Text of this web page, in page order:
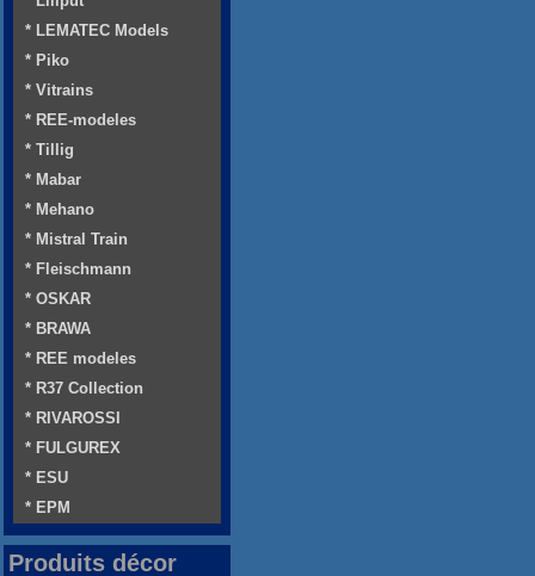
* LEMATEC Models
* Piko
* Vitrains
* REE-modeles
* Tillig
* Mabar
* Mehano
* Mistral Train
* Fleischmann
* OSKAR
* BRAWA
* REE modeles
* R37 Collection
* RIVAROSSI
* FULGUREX
* ESU
* EPM
Produits décor